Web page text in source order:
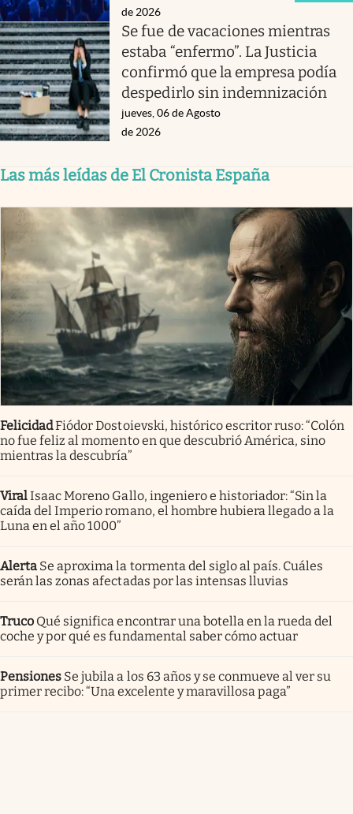
de 2026
Se fue de vacaciones mientras
estaba “enfermo”. La Justicia
confirmó que la empresa podía
despedirlo sin indemnización
jueves, 06 de Agosto
de 2026
Las más leídas de El Cronista España
FelicidadFiódor Dostoievski, histórico escritor ruso: “Colón
no fue feliz al momento en que descubrió América, sino
mientras la descubría”
ViralIsaac Moreno Gallo, ingeniero e historiador: “Sin la
caída del Imperio romano, el hombre hubiera llegado a la
Luna en el año 1000”
Alerta Se aproxima la tormenta del siglo al país. Cuáles
serán las zonas afectadas por las intensas lluvias
Truco Qué significa encontrar una botella en la rueda del
coche y por qué es fundamental saber cómo actuar
Pensiones Se jubila a los 63 años y se conmueve al ver su
primer recibo: “Una excelente y maravillosa paga”